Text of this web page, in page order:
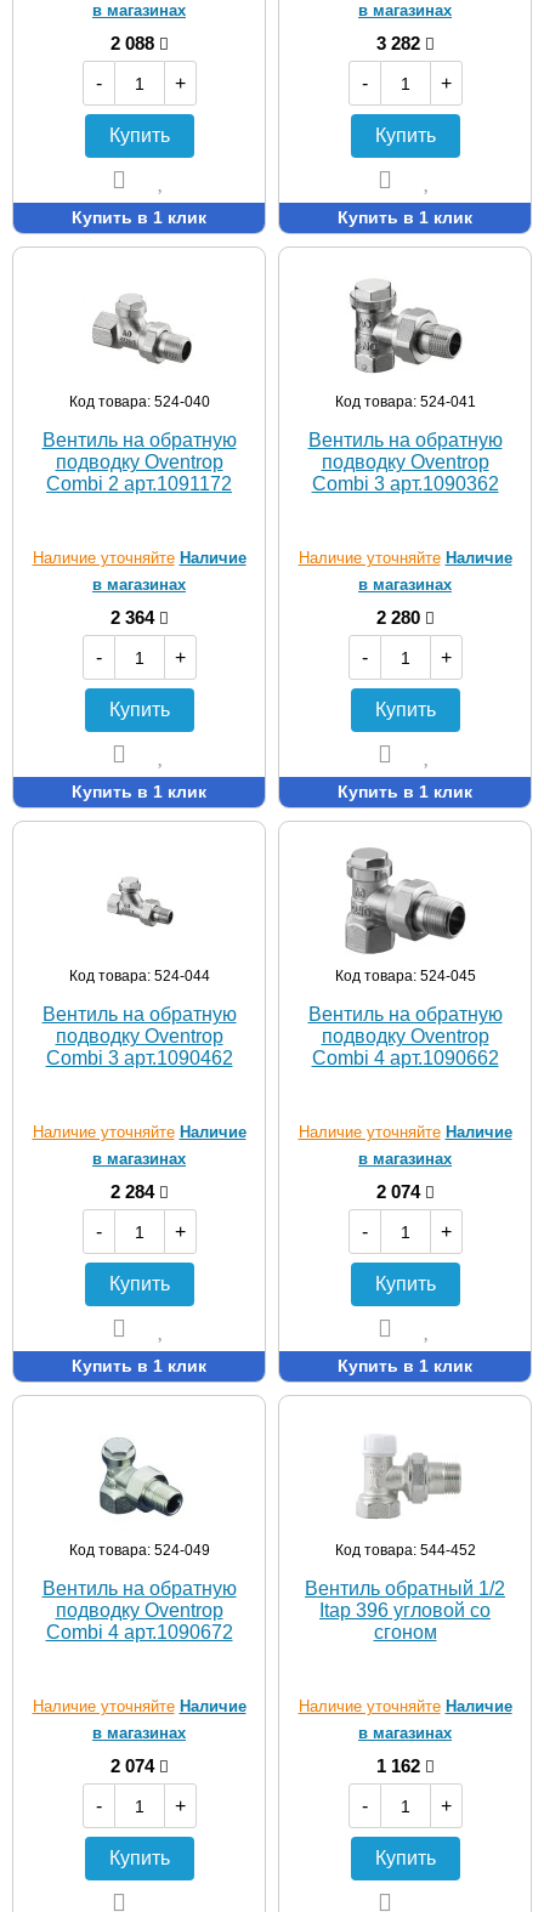
в магазинах
2 088
-
+
Купить
Купить в 1 клик
в магазинах
3 282
-
+
Купить
Купить в 1 клик
Код товара: 524-040
Вентиль на обратную
подводку Oventrop
Combi 2 арт.1091172
Наличие уточняйте Наличие
в магазинах
2 364
-
+
Купить
Купить в 1 клик
Код товара: 524-041
Вентиль на обратную
подводку Oventrop
Combi 3 арт.1090362
Наличие уточняйте Наличие
в магазинах
2 280
-
+
Купить
Купить в 1 клик
Код товара: 524-044
Вентиль на обратную
подводку Oventrop
Combi 3 арт.1090462
Наличие уточняйте Наличие
в магазинах
2 284
-
+
Купить
Купить в 1 клик
Код товара: 524-045
Вентиль на обратную
подводку Oventrop
Combi 4 арт.1090662
Наличие уточняйте Наличие
в магазинах
2 074
-
+
Купить
Купить в 1 клик
Код товара: 524-049
Вентиль на обратную
подводку Oventrop
Combi 4 арт.1090672
Наличие уточняйте Наличие
в магазинах
2 074
-
+
Купить
Код товара: 544-452
Вентиль обратный 1/2
Itap 396 угловой со
сгоном
Наличие уточняйте Наличие
в магазинах
1 162
-
+
Купить